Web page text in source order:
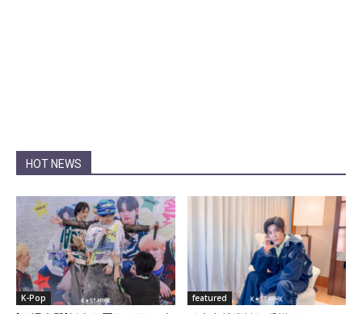
HOT NEWS
K-Pop featured